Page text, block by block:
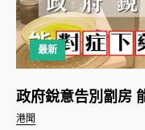
最新
港聞
政府銳意告別劏房